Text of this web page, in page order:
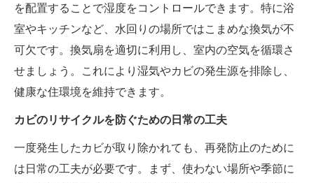
を配置することで湿度をコントロールできます。特に浴
室やキッチンなど、水回りの場所ではこまめな換気が不
可欠です。換気扇を適切に利用し、室内の空気を循環さ
せましょう。これにより湿気やカビの発生源を排除し、
健康な住環境を維持できます。
カビのリサイクルを防ぐための日常の工夫
一度発生したカビが取り除かれても、再発防止のために
は日常の工夫が必要です。まず、使わない場所や季節に